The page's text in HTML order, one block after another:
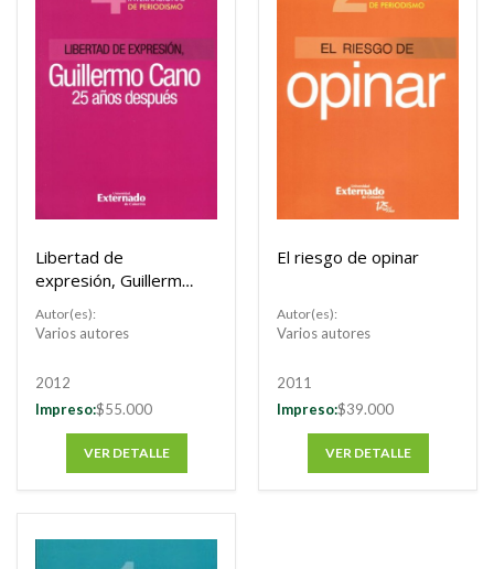
Libertad de
expresión, Guillermo
después
Autor(es):
Varios autores
2012
Impreso:$55.000
VER DETALLE
El riesgo de opinar
Autor(es):
Varios autores
2011
Impreso:$39.000
VER DETALLE